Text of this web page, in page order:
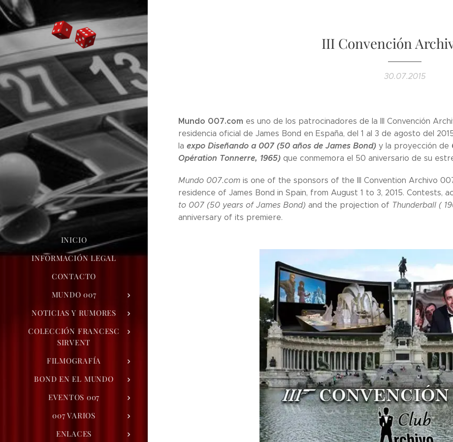
INICIO
INFORMACIÓN LEGAL
CONTACTO
MUNDO 007
NOTICIAS Y RUMORES
COLECCIÓN FRANCESC
SIRVENT
FILMOGRAFÍA
BOND EN EL MUNDO
EVENTOS 007
007 VARIOS
ENLACES
III Convención
30.07.2015
Mundo 007.com es uno de los patrocinadores de la III Convención
residencia oficial de James Bond en España, del 1 al 3 de agosto del
la expo Diseñando a 007 (50 años de James Bond) y la proyección de
Opération Tonnerre, 1965) que conmemora el 50 aniversario de su
Mundo 007.com is one of the sponsors of the III Convention Archivo
residence of James Bond in Spain, from August 1 to 3, 2015. Contests,
to 007 (50 years of James Bond) and the projection of Thunderball (
anniversary of its premiere.